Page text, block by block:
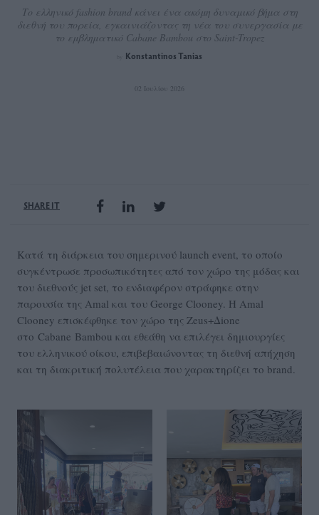
Το ελληνικό fashion brand κάνει ένα ακόμη δυναμικό βήμα στη
διεθνή του πορεία, εγκαινιάζοντας τη νέα του συνεργασία με
το εμβληματικό Cabane Bambou στο Saint-Tropez
Konstantinos Tanias
02 Ιουλίου 2026
SHARE IT
Κατά τη διάρκεια του σημερινού launch event, το οποίο
συγκέντρωσε προσωπικότητες από τον χώρο της μόδας και
του διεθνούς jet set, το ενδιαφέρον στράφηκε στην
παρουσία της Amal και του George Clooney. Η Amal
Clooney επισκέφθηκε τον χώρο της Zeus+Δione
στο Cabane Bambou και εθεάθη να επιλέγει δημιουργίες
του ελληνικού οίκου, επιβεβαιώνοντας τη διεθνή απήχηση
και τη διακριτική πολυτέλεια που χαρακτηρίζει το brand.